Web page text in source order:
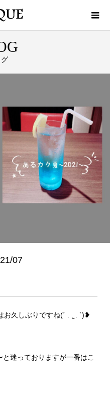
07
お久しぶりですね(´ . .̫ . `)❥
迷っておりますが一番はこ